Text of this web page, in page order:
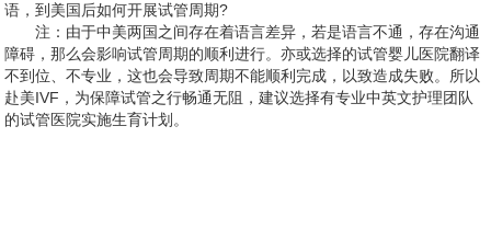
语，到美国后如何开展试管周期?
注：由于中美两国之间存在着语言差异，若是语言不通，存在沟通
障碍，那么会影响试管周期的顺利进行。亦或选择的试管婴儿医院翻译
不到位、不专业，这也会导致周期不能顺利完成，以致造成失败。所以
赴美IVF，为保障试管之行畅通无阻，建议选择有专业中英文护理团队
的试管医院实施生育计划。